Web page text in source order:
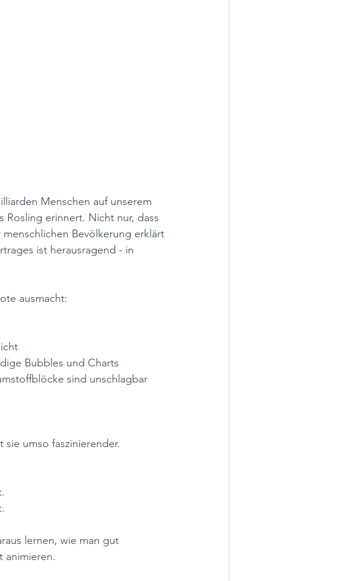
Menschen auf unserem
Rosling erinnert. Nicht nur, dass
Bevölkerung erklärt
ist herausragend - in
ausmacht:
Bubbles und Charts
sind unschlagbar
umso faszinierender.
lernen, wie man gut
animieren.